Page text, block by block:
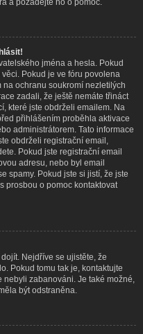
jména a hesla. Pokud
Pokud je ve fóru povolena
ochranu soukromí nezletilých
zadali, že ještě nemáte třináct
které jste obdrželi emailem. Na
přihlášením proběhla aktivace
administrátorem. Tato informace
obdrželi registrační email,
Pokud jste registrační email
adresu, nebo byl email
spamy. Pokud jste si jistí, že jste
prosbou o pomoc kontaktovat
Nejdříve se ujistěte, že
Pokud tomu tak je, kontaktujte
zabanováni. Je také možné,
být odstraněna.